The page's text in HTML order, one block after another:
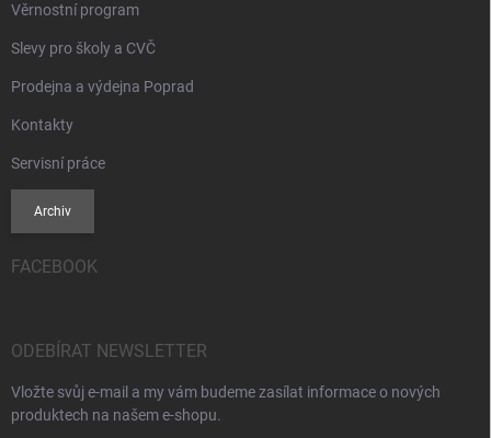
Věrnostní program
Slevy pro školy a CVČ
Prodejna a výdejna Poprad
Kontakty
Servisní práce
Archiv
FACEBOOK
ODEBÍRAT NEWSLETTER
Vložte svůj e-mail a my vám budeme zasílat informace o nových
produktech na našem e-shopu.